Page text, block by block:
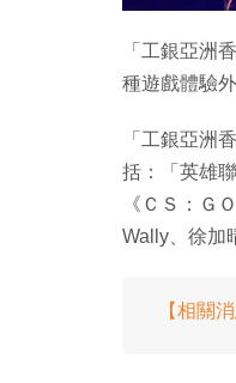
「工銀亞洲
種遊戲體驗
「工銀亞洲
括：「英雄
《ＣＳ：Ｇ
Wally、徐加
【相關